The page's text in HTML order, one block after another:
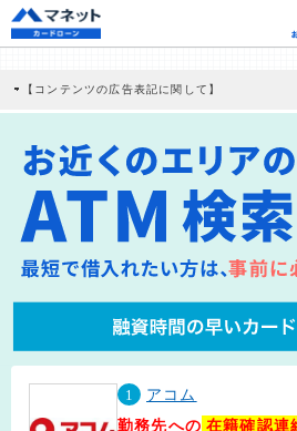
【コンテンツの広告表記に関して】
社に対して企業から紹介報酬が支払われるという
商品を根拠なくPRするものではなく、当編集部の
どに基づき、公平性を担保した情報提供を行ってい
>提携企業一覧
1
アコム
勤務先への 在籍確認連